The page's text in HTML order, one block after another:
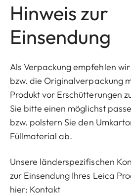
Hinweis zur
Einsendung
Als Verpackung empfehlen
bzw. die Originalverpackung
Produkt vor Erschütterungen
Sie bitte einen möglichst
bzw. polstern Sie den
Füllmaterial ab.
Unsere länderspezifischen
zur Einsendung Ihres Leica
hier: Kontakt